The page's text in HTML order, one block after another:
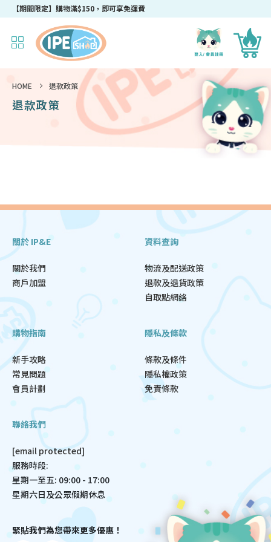
【期間限定】購物滿$150，即可享免運費
HOME 退款政策
退款政策
關於 IP&E
關於我們
商戶加盟
資料查詢
物流及配送政策
退款及退貨政策
自取點網絡
購物指南
新手攻略
常見問題
會員計劃
隱私及條款
條款及條件
隱私權政策
免責條款
聯絡我們
[email protected]
服務時段:
星期一至五: 09:00 - 17:00
星期六日及公眾假期休息
緊貼我們為您帶來更多優惠！